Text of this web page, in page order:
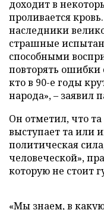
доходит в
проливается
наследники
страшные
способными
повторять ошибки
кто в 90-е годы
народа», – заявил
Он отметил, что та
выступает та или
политическая
человеческой»,
которую не стоит
«Мы знаем, в